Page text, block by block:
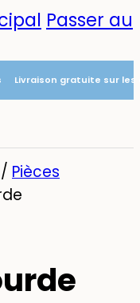
Passer au
Livraison gratuite sur
/ Pièces